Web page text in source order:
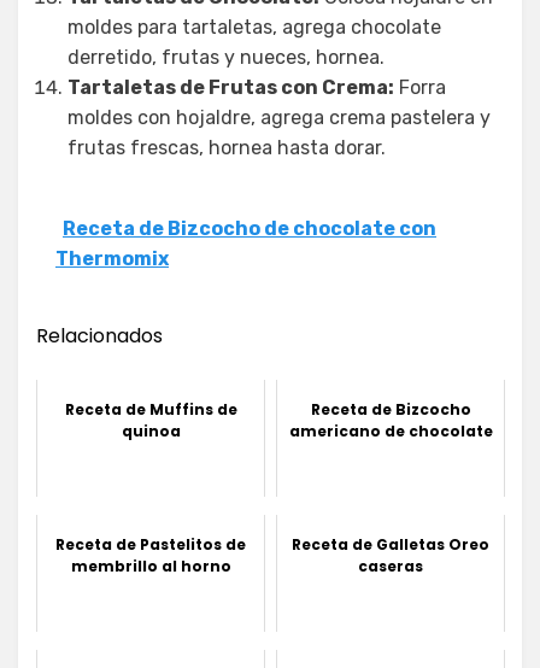
moldes para tartaletas, agrega chocolate
derretido, frutas y nueces, hornea.
Tartaletas de Frutas con Crema: Forra
moldes con hojaldre, agrega crema pastelera y
frutas frescas, hornea hasta dorar.
Receta de Bizcocho de chocolate con
Thermomix
Relacionados
Receta de Muffins de
quinoa
Receta de Bizcocho
americano de chocolate
Receta de Pastelitos de
membrillo al horno
Receta de Galletas Oreo
caseras